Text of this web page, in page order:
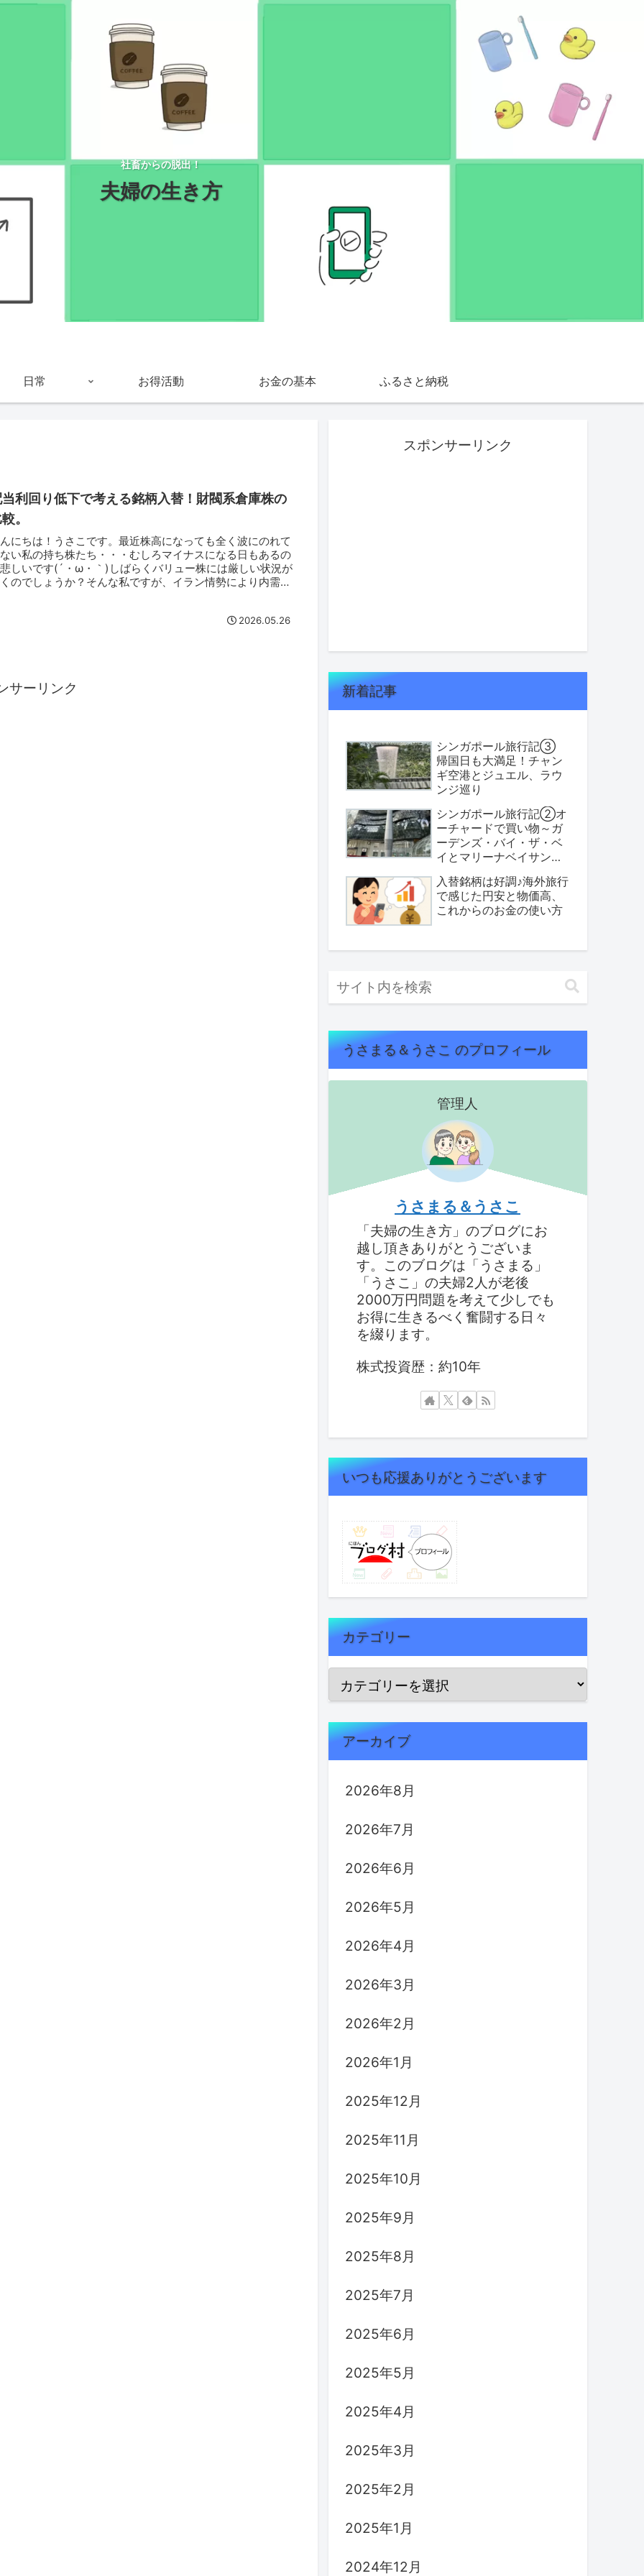
社畜からの脱出！
夫婦の生き方
日常 お得活動 お金の基本 ふるさと納税
利回り低下で考える銘柄入替！財閥系倉庫株の
。
にちは！うさこです。最近株高になっても全く波にのれて
い私の持ち株たち・・・むしろマイナスになる日もあるの
しいです(´・ω・｀)しばらくバリュー株には厳しい状況が
のでしょうか？そんな私ですが、イラン情勢により内需は
2026.05.26
サーリンク
スポンサーリンク
新着記事
シンガポール旅行記③
帰国日も大満足！チャン
ギ空港とジュエル、ラウ
ンジ巡り
シンガポール旅行記②オ
ーチャードで買い物～ガ
ーデンズ・バイ・ザ・ベ
イとマリーナベイサンズ
入替銘柄は好調♪海外旅行
で感じた円安と物価高、
これからのお金の使い方
うさまる＆うさこ のプロフィール
管理人
うさまる＆うさこ
「夫婦の生き方」のブログにお
越し頂きありがとうございま
す。このブログは「うさまる」
「うさこ」の夫婦2人が老後
2000万円問題を考えて少しでも
お得に生きるべく奮闘する日々
を綴ります。
株式投資歴：約10年
いつも応援ありがとうございます
カテゴリー
アーカイブ
2026年8月
2026年7月
2026年6月
2026年5月
2026年4月
2026年3月
2026年2月
2026年1月
2025年12月
2025年11月
2025年10月
2025年9月
2025年8月
2025年7月
2025年6月
2025年5月
2025年4月
2025年3月
2025年2月
2025年1月
2024年12月